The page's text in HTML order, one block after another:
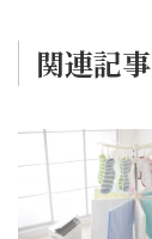
関連記事